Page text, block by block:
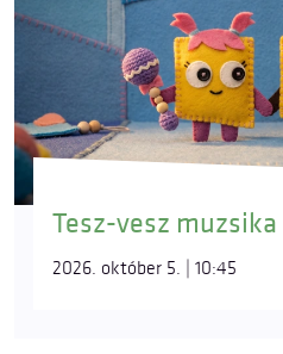
Tesz-vesz muzsika
2026. október 5. | 10:45